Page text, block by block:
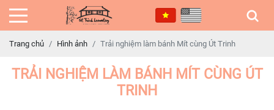
Trang chủ Hình ảnh Trải nghiệm làm bánh Mít cùng Út Trinh
TRẢI NGHIỆM LÀM BÁNH MÍT CÙNG ÚT
TRINH